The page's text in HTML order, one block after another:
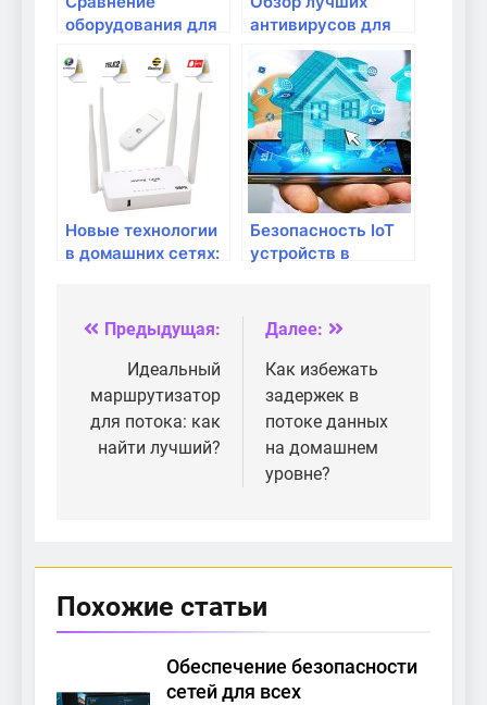
оборудования для
важно?
антивирусов для
защиты домашних
маршрутизаторов
Новые технологии
в домашних сетях:
Безопасность IoT
устройств в
Навигация
записям
Предыдущая:
Идеальный
маршрутизатор
для потока: как
найти лучший?
Далее:
Как избежать
задержек в
потоке данных
на домашнем
уровне?
Похожие статьи
Обеспечение безопасности
сетей для всех